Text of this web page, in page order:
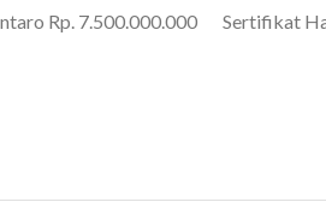
Rp. 7.500.000.000 Sertifikat